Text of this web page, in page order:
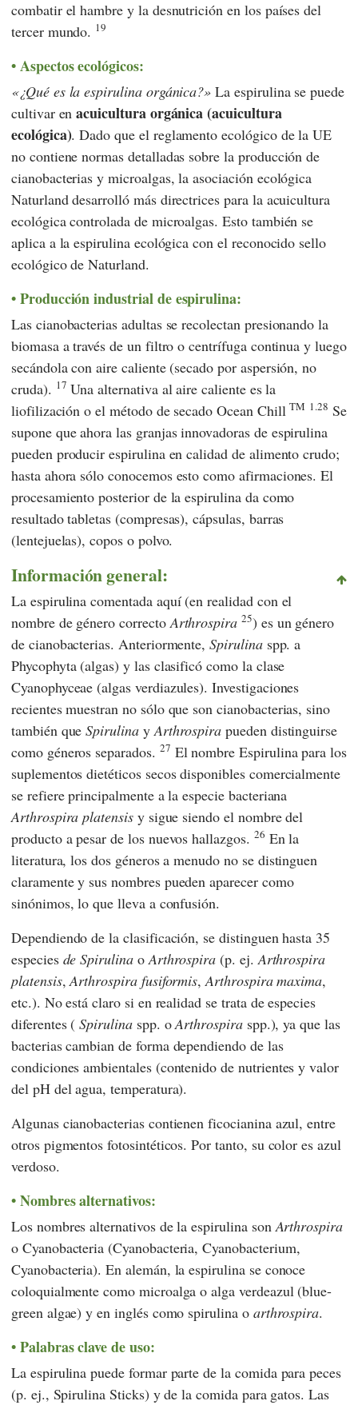
combatir el hambre y la desnutrición en los países del
tercer mundo. 19
Aspectos ecológicos:
¿Qué es la espirulina orgánica? La espirulina se puede
cultivar enacuicultura orgánica (acuicultura
ecológica). Dado que el reglamento ecológico de la UE
no contiene normas detalladas sobre la producción de
cianobacterias y microalgas, la asociación ecológica
Naturlanddesarrolló más directrices para la acuicultura
ecológica controlada de microalgas. Esto también se
aplica a la espirulina ecológica con el reconocido sello
ecológicode Naturland.
Producción industrial de espirulina:
Las cianobacterias adultas se recolectan presionando la
biomasa a través de un filtro o centrífuga continua y luego
secándola con aire caliente (secado por aspersión, no
cruda). 17 Una alternativa al aire caliente es la
liofilización o el método de secado Ocean ChillTM 1.28 Se
supone que ahora las granjas innovadoras de espirulina
pueden producir espirulina en calidad de alimento crudo;
hasta ahora sólo conocemos esto como afirmaciones. El
procesamiento posterior de la espirulina da como
resultado tabletas (compresas), cápsulas, barras
(lentejuelas), copos o polvo.
Información general:
La espirulina comentada aquí (en realidad con el
nombre de género correcto Arthrospira 25) es un género
de cianobacterias. Anteriormente,Spirulinaspp. a
Phycophyta (algas) y las clasificó como la clase
Cyanophyceae (algas verdiazules). Investigaciones
recientes muestran no sólo que son cianobacterias, sino
también queSpirulinay Arthrospira pueden distinguirse
como géneros separados. 27 El nombre Espirulina para los
suplementos dietéticos secos disponibles comercialmente
se refiere principalmente a la especie bacteriana
Arthrospira platensisy sigue siendo el nombre del
producto a pesar de los nuevos hallazgos. 26 En la
literatura, los dos géneros a menudo no se distinguen
claramente y sus nombres pueden aparecer como
sinónimos, lo que lleva a confusión.
Dependiendo de la clasificación, se distinguen hasta 35
especies de Spirulinao Arthrospira (p. ej. Arthrospira
platensis,Arthrospira fusiformis,Arthrospira maxima,
etc.). No está claro si en realidad se trata de especies
diferentes (Spirulinaspp. oArthrospiraspp.), ya que las
bacterias cambian de forma dependiendo de las
condiciones ambientales (contenido de nutrientes y valor
del pH del agua, temperatura).
Algunas cianobacterias contienen ficocianina azul, entre
otros pigmentos fotosintéticos. Por tanto, su color es azul
verdoso.
Nombres alternativos:
Los nombres alternativos de la espirulina sonArthrospira
o Cyanobacteria (Cyanobacteria, Cyanobacterium,
Cyanobacteria). En alemán, la espirulina se conoce
coloquialmente como microalga o alga verdeazul (blue-
green algae) y en inglés como spirulina o arthrospira.
Palabras clave de uso:
La espirulina puede formar parte de la comida para peces
(p. ej., Spirulina Sticks) y de la comida para gatos. Las